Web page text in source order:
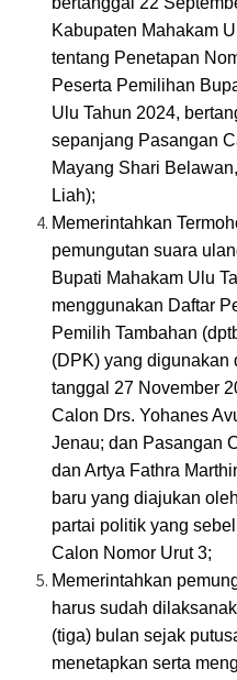
Kabupaten Mahakam
tentang Penetapan
Peserta Pemilihan
Ulu Tahun 2024,
sepanjang Pasangan
Mayang Shari
Liah);
Memerintahkan
pemungutan suara
Bupati Mahakam Ulu
menggunakan Daftar
Pemilih Tambahan
(DPK) yang digunakan
tanggal 27 November
Calon Drs. Yohanes
Jenau; dan Pasangan
dan Artya Fathra
baru yang diajukan
partai politik yang
Calon Nomor Urut 3;
Memerintahkan
harus sudah
(tiga) bulan sejak
menetapkan serta